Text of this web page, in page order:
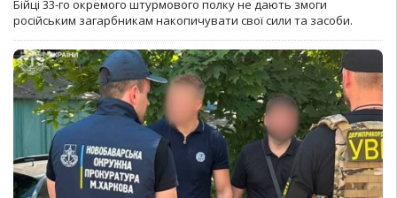
Бійці 33-го окремого штурмового полку не дають змоги
російським загарбникам накопичувати свої сили та засоби.